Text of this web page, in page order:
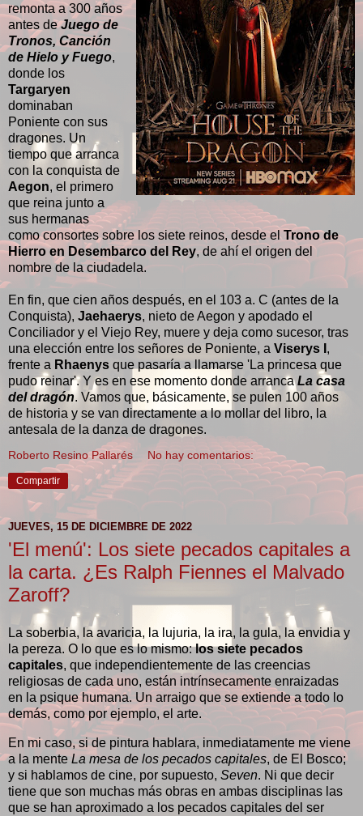
remonta a 300 años
antes deJuego de
Tronos, Canción
de Hielo y Fuego,
donde los
Targaryen
dominaban
Poniente con sus
dragones. Un
tiempo que arranca
con la conquista de
Aegon, el primero
que reina junto a
sus hermanas
como consortes sobre los siete reinos, desde elTrono de
Hierro en Desembarco del Rey, de ahí el origen del
nombre de la ciudadela.
En fin, que cien años después, en el 103 a. C (antes de la
Conquista), Jaehaerys, nieto de Aegon y apodado el
Conciliador y el Viejo Rey, muere y deja como sucesor, tras
una elección entre los señores de Poniente, a Viserys I ,
frente a Rhaenys que pasaría a llamarse 'La princesa que
pudo reinar'. Y es en ese momento donde arrancaLa casa
del dragón. Vamos que, básicamente, se pulen 100 años
de historia y se van directamente a lo mollar del libro, la
antesala de la danza de dragones.
Roberto Resino Pallarés No hay comentarios:
Compartir
JUEVES, 15 DE DICIEMBRE DE 2022
'El menú': Los siete pecados capitales a
la carta. ¿Es Ralph Fiennes el Malvado
Zaroff?
La soberbia, la avaricia, la lujuria, la ira, la gula, la envidia y
la pereza. O lo que es lo mismo:los siete pecados
capitales, que independientemente de las creencias
religiosas de cada uno, están intrínsecamente enraizadas
en la psique humana. Un arraigo que se extiende a todo lo
demás, como por ejemplo, el arte.
En mi caso, si de pintura hablara, inmediatamente me viene
a la menteLa mesa de los pecados capitales, de El Bosco;
y si hablamos de cine, por supuesto, Seven. Ni que decir
tiene que son muchas más obras en ambas disciplinas las
que se han aproximado a los pecados capitales del ser